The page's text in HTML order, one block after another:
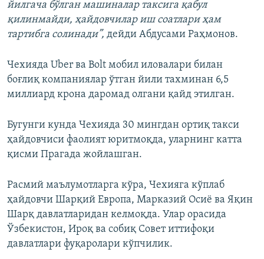
йилгача бўлган машиналар таксига қабул
қилинмайди, ҳайдовчилар иш соатлари ҳам
тартибга солинади”, дейди Абдусами Раҳмонов.
Чехияда Uber ва Bolt мобил иловалари билан
боғлиқ компаниялар ўтган йили тахминан 6,5
миллиард крона даромад олгани қайд этилган.
Бугунги кунда Чехияда 30 мингдан ортиқ такси
ҳайдовчиси фаолият юритмоқда, уларнинг катта
қисми Прагада жойлашган.
Расмий маълумотларга кўра, Чехияга кўплаб
ҳайдовчи Шарқий Европа, Марказий Осиё ва Яқин
Шарқ давлатларидан келмоқда. Улар орасида
Ўзбекистон, Ироқ ва собиқ Совет иттифоқи
давлатлари фуқаролари кўпчилик.